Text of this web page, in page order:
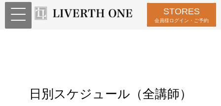
STORES
会員様ログイン・ご予約
日別スケジュール（全講師）